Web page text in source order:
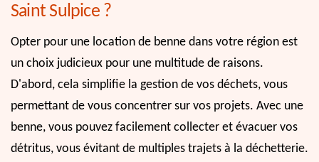
Saint Sulpice ?
Opter pour une location de benne dans votre région est
un choix judicieux pour une multitude de raisons.
D'abord, cela simplifie la gestion de vos déchets, vous
permettant de vous concentrer sur vos projets. Avec une
benne, vous pouvez facilement collecter et évacuer vos
détritus, vous évitant de multiples trajets à la déchetterie.